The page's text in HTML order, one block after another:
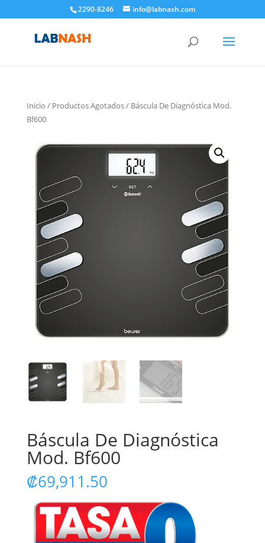
2290-8246 info@labnash.com
Inicio / Productos Agotados/ Báscula De Diagnóstica Mod.
Bf600
Báscula De Diagnóstica
Mod. Bf600
₡69,911.50